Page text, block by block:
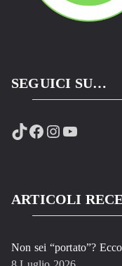
SEGUICI SU…
TikTok
Facebook
Instagram
YouTube
ARTICOLI
Non sei “portato”?